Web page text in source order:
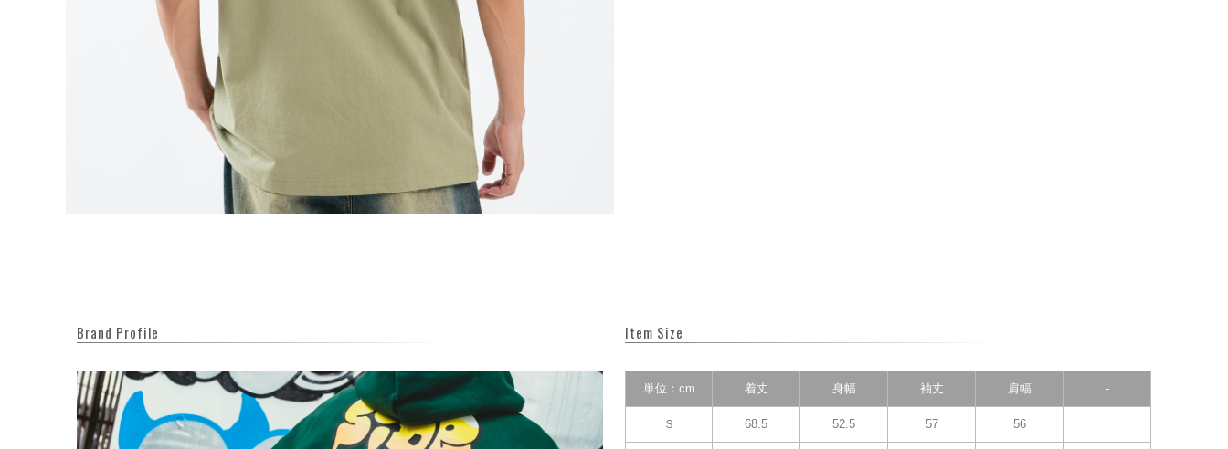
Brand Profile Item Size
単位：cm 着丈 身幅 袖丈 肩幅 -
Ｓ 68.5 52.5 57 56